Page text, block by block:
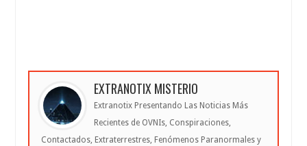
EXTRANOTIX MISTERIO
Extranotix Presentando Las Noticias Más
Recientes de OVNIs, Conspiraciones,
Contactados, Extraterrestres, Fenómenos Paranormales y